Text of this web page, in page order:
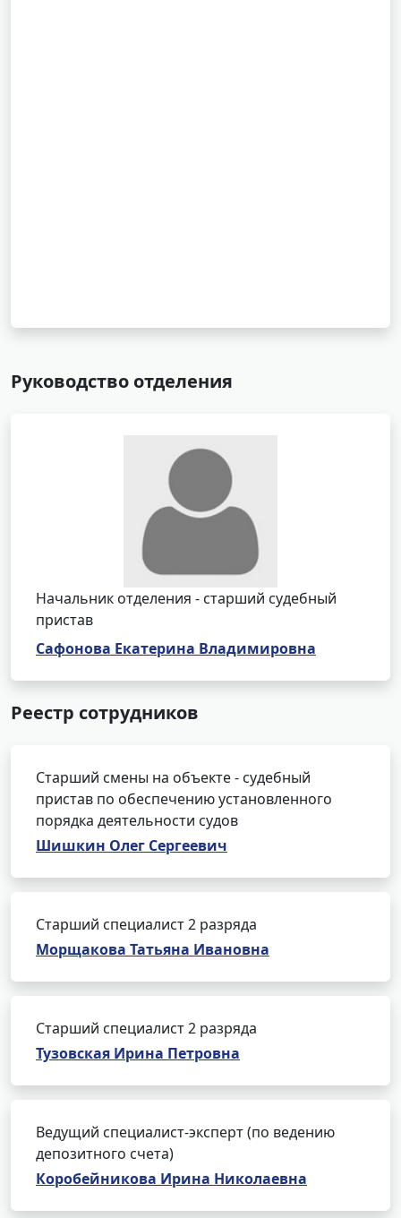
Руководство отделения
Начальник отделения - старший судебный
пристав
Сафонова Екатерина Владимировна
Реестр сотрудников
Старший смены на объекте - судебный
пристав по обеспечению установленного
порядка деятельности судов
Шишкин Олег Сергеевич
Старший специалист 2 разряда
Морщакова Татьяна Ивановна
Старший специалист 2 разряда
Тузовская Ирина Петровна
Ведущий специалист-эксперт (по ведению
депозитного счета)
Коробейникова Ирина Николаевна